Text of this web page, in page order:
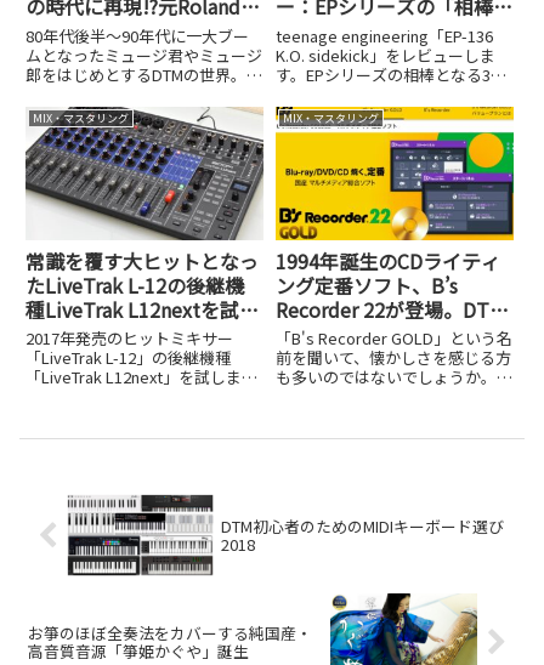
の時代に再現!?元Roland技
術者が個人でリリースした
iOSアプリ、UK-868がスゴ
イ!
80年代後半～90年代に一大ブー
ムとなったミュージ君やミュージ
郎をはじめとするDTMの世界。
MU100などの外部MIDI音源を、カ
モンミュージックのレコンポーザ
のような数値入力のシーケンスソ
フト...
ー：EPシリーズの「相棒」
は、3万円を切るデジタル
ミキサーの決定版だった
teenage engineering「EP-136
K.O. sidekick」をレビューしま
す。EPシリーズの相棒となる3万
の実力を検証しました。
MIX・マスタリング
常識を覆す大ヒットとなっ
たLiveTrak L-12の後継機
種LiveTrak L12nextを試し
てみた
2017年発売のヒットミキサー
「LiveTrak L-12」の後継機種
「LiveTrak L12next」を試しまし
MIX・マスタリング
1994年誕生のCDライティ
ング定番ソフト、B’s
Recorder 22が登場。DTM
ステーション読者限定クー
ポンも
「B's Recorder GOLD」という名
前を聞いて、懐かしさを感じる方
も多いのではないでしょうか。
圧倒的な存在感を誇り、CDライ
DTM初心者のためのMIDIキーボード選び
2018
お箏のほぼ全奏法をカバーする純国産・
高音質音源「箏姫かぐや」誕生